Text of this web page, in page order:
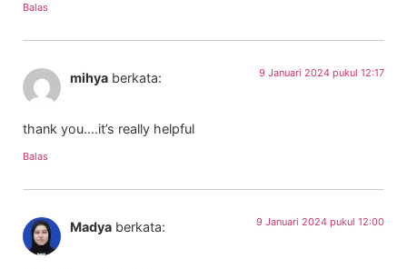
Balas
mihya berkata: 9 Januari 2024 pukul 12:17
thank you….it’s really helpful
Balas
Madya berkata: 9 Januari 2024 pukul 12:00